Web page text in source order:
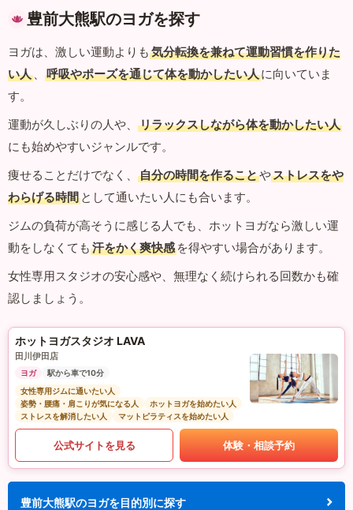
豊前大熊駅のヨガを探す
ヨガは、激しい運動よりも 気分転換を兼ねて運動習慣を作りた
い人 、 呼吸やポーズを通じて体を動かしたい人に向いていま
す。
運動が久しぶりの人や、
リラックスしながら体を動かしたい人
にも始めやすいジャンルです。
痩せることだけでなく、
自分の時間を作ることやストレスをや
わらげる時間 として通いたい人にも合います。
ジムの負荷が高そうに感じる人でも、ホットヨガなら激しい運
動をしなくても 汗をかく爽快感 を得やすい場合があります。
女性専用スタジオの安心感や、無理なく続けられる回数かも確
認しましょう。
ホットヨガスタジオ LAVA
田川伊田店
ヨガ
駅から車で10分
女性専用ジムに通いたい人
姿勢・腰痛・肩こりが気になる人
ホットヨガを始めたい人
ストレスを解消したい人
マットピラティスを始めたい人
公式サイトを見る 体験・相談予約
豊前大熊駅のヨガを目的別に探す